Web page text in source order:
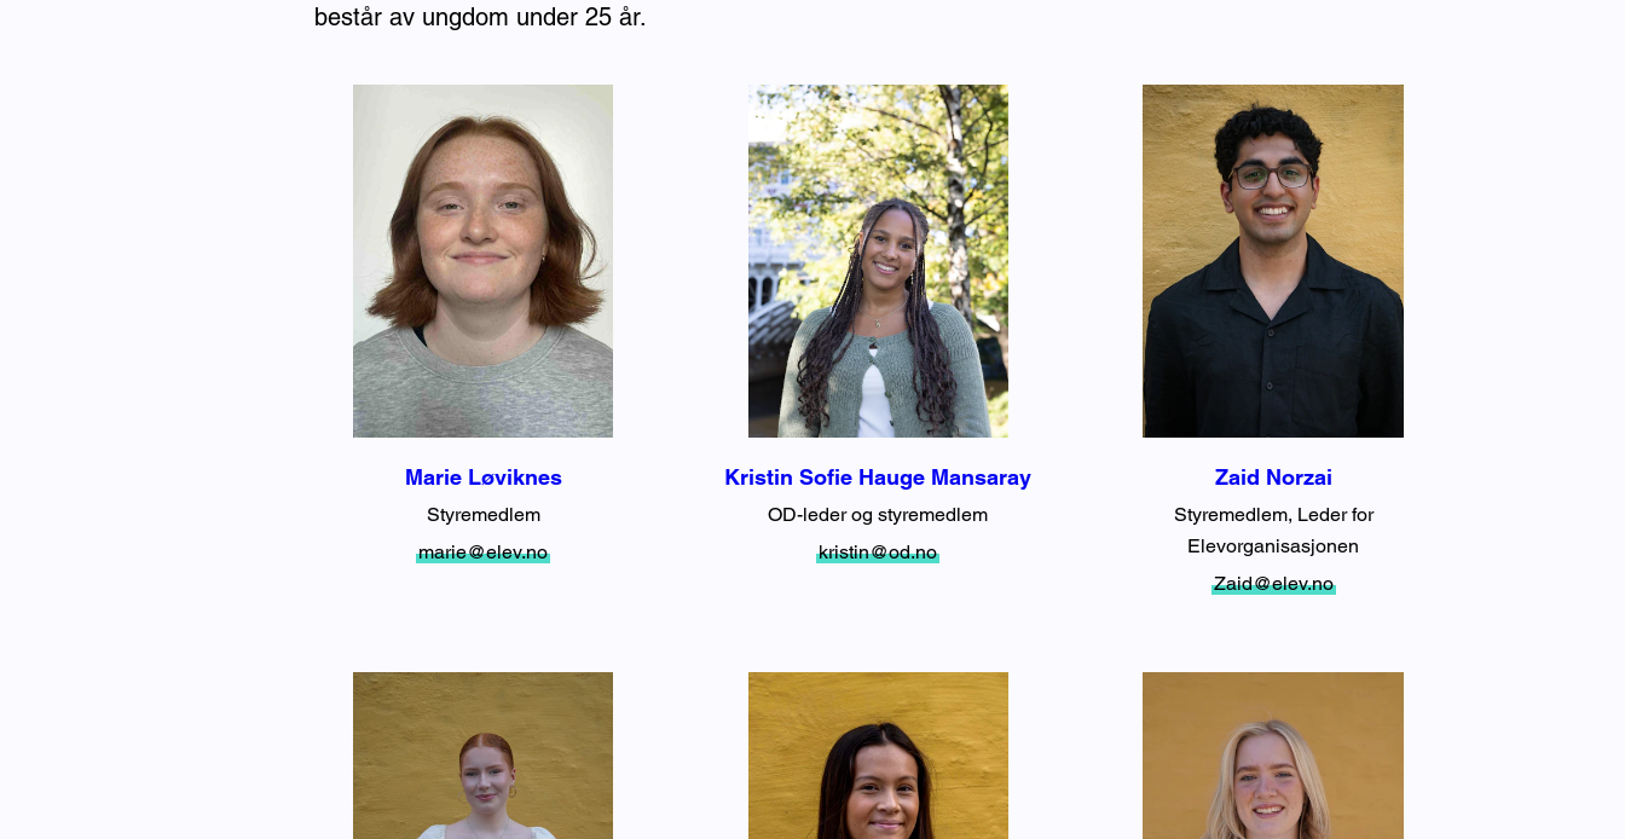
består av ungdom under 25 år.
Marie Løviknes
Styremedlem
marie@elev.no
Kristin Sofie Hauge Mansaray
OD-leder og styremedlem
kristin@od.no
Zaid Norzai
Styremedlem, Leder for
Elevorganisasjonen
Zaid@elev.no